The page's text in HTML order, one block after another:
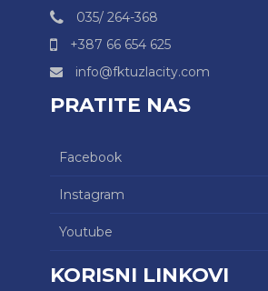
035/ 264-368
+387 66 654 625
info@fktuzlacity.com
PRATITE NAS
Facebook
Instagram
Youtube
KORISNI LINKOVI